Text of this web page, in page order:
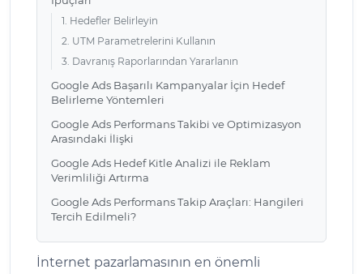
1. Hedefler Belirleyin
2. UTM Parametrelerini Kullanın
3. Davranış Raporlarından Yararlanın
Google Ads Başarılı Kampanyalar İçin Hedef
Belirleme Yöntemleri
Google Ads Performans Takibi ve Optimizasyon
Arasındaki İlişki
Google Ads Hedef Kitle Analizi ile Reklam
Verimliliği Artırma
Google Ads Performans Takip Araçları: Hangileri
Tercih Edilmeli?
İnternet pazarlamasının en önemli